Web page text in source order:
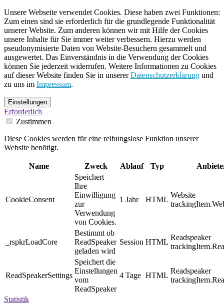
Unsere Webseite verwendet Cookies. Diese haben zwei Funktionen:
Zum einen sind sie erforderlich für die grundlegende Funktionalität
unserer Website. Zum anderen können wir mit Hilfe der Cookies
unsere Inhalte für Sie immer weiter verbessern. Hierzu werden
pseudonymisierte Daten von Website-Besuchern gesammelt und
ausgewertet. Das Einverständnis in die Verwendung der Cookies
können Sie jederzeit widerrufen. Weitere Informationen zu Cookies
auf dieser Website finden Sie in unsererDatenschutzerklärung und
zu uns im Impressum.
Einstellungen
Erforderlich
Zustimmen
Diese Cookies werden für eine reibungslose Funktion unserer
Website benötigt.
Name Zweck Ablauf Typ
CookieConsent
Speichert
Ihre
Einwilligung
zur
Verwendung
von Cookies.
1 Jahr HTML
Website
_rspkrLoadCore
Bestimmt ob
ReadSpeaker
geladen wird
Session HTML
Readspeaker
ReadSpeakerSettings
Speichert die
Einstellungen
vom
ReadSpeaker
4 Tage HTML
Readspeaker
Statistik